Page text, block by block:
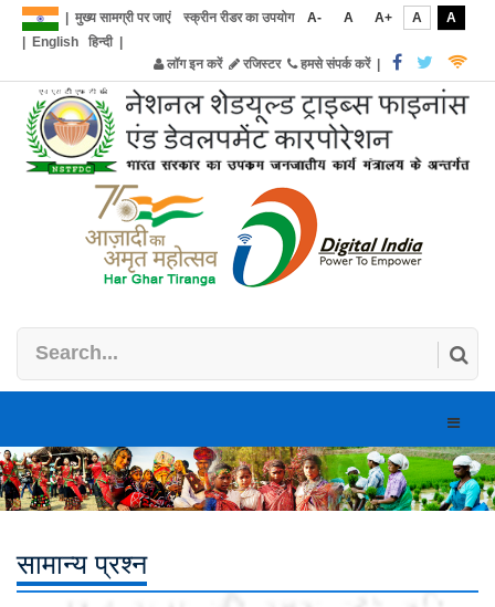
मुख्य सामग्री पर जाएं स्क्रीन रीडर का उपयोग A- A A+ A
A
English हिन्दी|
लॉग इन करें
रजिस्टर हमसे संपर्क करें|
Toggle
सामान्य प्रश्न